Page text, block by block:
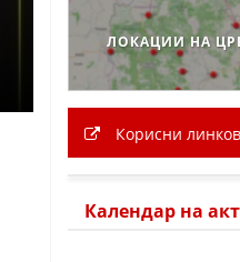
ЛОКАЦИИ НА
Корисни
Календар на